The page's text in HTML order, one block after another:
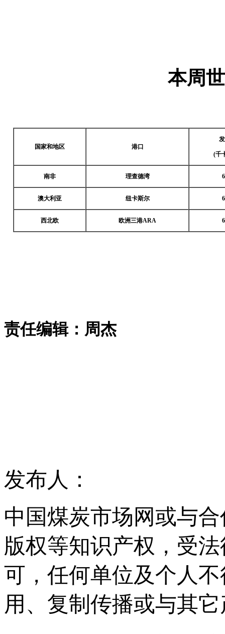
本周
国家和地区 港口
(千
南非 理查德湾
澳大利亚 纽卡斯尔
西北欧 欧洲三港ARA
责任编辑：周杰
发布人：
中国煤炭市场网或与
版权等知识产权，受
可，任何单位及个人
用、复制传播或与其